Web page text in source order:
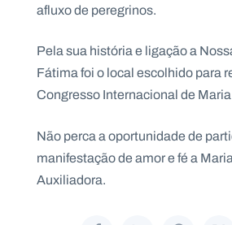
afluxo de peregrinos.
Pela sua história e ligação a
Fátima foi o local escolhido para
Congresso Internacional de
Não perca a oportunidade de
manifestação de amor e fé a
Auxiliadora.